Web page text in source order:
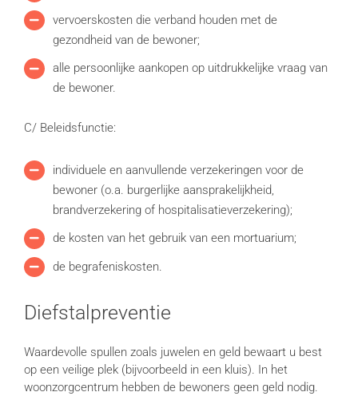
vervoerskosten die verband houden met de
gezondheid van de bewoner;
alle persoonlijke aankopen op uitdrukkelijke vraag van
de bewoner.
C/ Beleidsfunctie:
individuele en aanvullende verzekeringen voor de
bewoner (o.a. burgerlijke aansprakelijkheid,
brandverzekering of hospitalisatieverzekering);
de kosten van het gebruik van een mortuarium;
de begrafeniskosten.
Diefstalpreventie
Waardevolle spullen zoals juwelen en geld bewaart u best
op een veilige plek (bijvoorbeeld in een kluis). In het
woonzorgcentrum hebben de bewoners geen geld nodig.